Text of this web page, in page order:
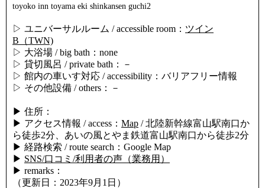
toyoko inn toyama eki shinkansen guchi2
▷ ユニバーサルルーム / accessible room： ツイン
B（TWN)
▷ 大浴場 / big bath：none
▷ 貸切風呂 / private bath：－
▷ 館内の車いす対応 / accessibility：バリアフリー情報
▷ その他設備 / others：－
▶ 住所：
▶ アクセス情報 / access： Map / 北陸新幹線富山駅南口か
ら徒歩2分、あいの風とやま鉄道富山駅南口から徒歩2分
▶ 経路検索 / route search：Google Map
▶ SNS/口コミ/利用者の声（業務用）
▶ remarks：
（更新日：2023年9月1日）